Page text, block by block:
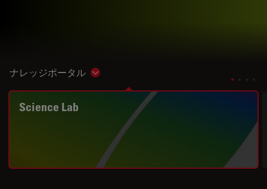
ナレッジポータル Show subnavigation
Science Lab